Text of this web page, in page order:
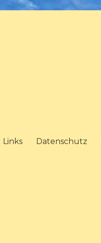
Links Datenschutz